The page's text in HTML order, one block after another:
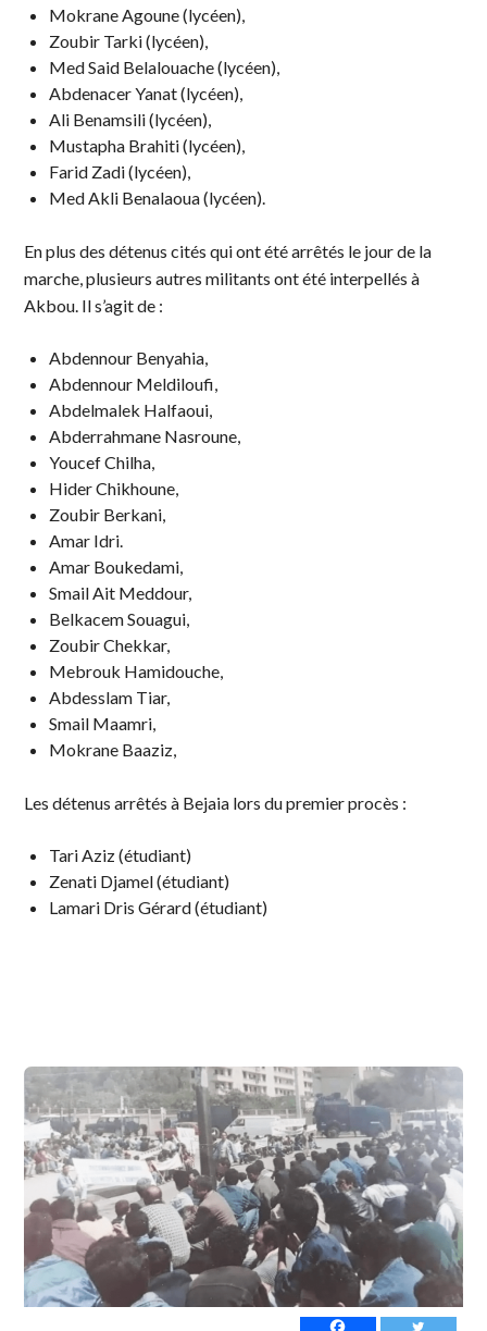
Mokrane Agoune (lycéen),
Zoubir Tarki (lycéen),
Med Said Belalouache (lycéen),
Abdenacer Yanat (lycéen),
Ali Benamsili (lycéen),
Mustapha Brahiti (lycéen),
Farid Zadi (lycéen),
Med Akli Benalaoua (lycéen).
En plus des détenus cités qui ont été arrêtés le jour de la
marche, plusieurs autres militants ont été interpellés à
Akbou. Il s’agit de :
Abdennour Benyahia,
Abdennour Meldiloufi,
Abdelmalek Halfaoui,
Abderrahmane Nasroune,
Youcef Chilha,
Hider Chikhoune,
Zoubir Berkani,
Amar Idri.
Amar Boukedami,
Smail Ait Meddour,
Belkacem Souagui,
Zoubir Chekkar,
Mebrouk Hamidouche,
Abdesslam Tiar,
Smail Maamri,
Mokrane Baaziz,
Les détenus arrêtés à Bejaia lors du premier procès :
Tari Aziz (étudiant)
Zenati Djamel (étudiant)
Lamari Dris Gérard (étudiant)